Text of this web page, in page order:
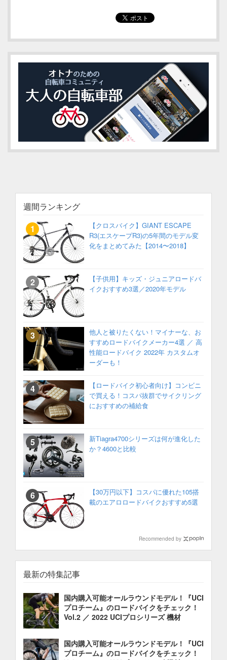
週間ランキング
【クロスバイク】GIANT ESCAPE
R3(エスケープR3)の5年間のモデル変
化をまとめてみた【2014〜2018】
【子供用】キッズ・ジュニアロードバ
イクおすすめ3選／2020年モデル
他人と被りたくない！マイナーな、お
すすめロードバイクメーカー4選 ／ 高
性能ロードバイク 2022年 カスタムオ
ーダーも！
【ロードバイク初心者向け】コンビニ
で買える！コスパ抜群でサイクリング
におすすめの補給食
新Tiagra4700シリーズは何が進化した
か？4600と比較
【30万円以下】コスパに優れた105搭
載のエアロロードバイクおすすめ5選
Recommended by
最新の特集記事
国内購入可能オールラウンドモデル！『UCI
プロチーム』のロードバイクをチェック！
Vol.2 ／ 2022 UCIプロシリーズ 機材
国内購入可能オールラウンドモデル！『UCI
プロチーム』のロードバイクをチェック！